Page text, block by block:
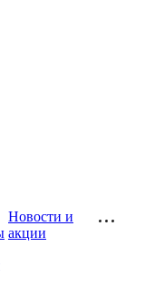
Новости и
акции